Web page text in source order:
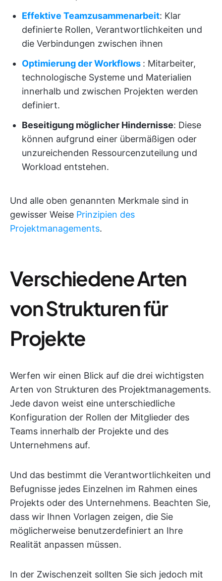
Effektive Teamzusammenarbeit: Klar
definierte Rollen, Verantwortlichkeiten und
die Verbindungen zwischen ihnen
Optimierung der Workflows : Mitarbeiter,
technologische Systeme und Materialien
innerhalb und zwischen Projekten werden
definiert.
Beseitigung möglicher Hindernisse: Diese
können aufgrund einer übermäßigen oder
unzureichenden Ressourcenzuteilung und
Workload entstehen.
Und alle oben genannten Merkmale sind in
gewisser Weise Prinzipien des
Projektmanagements.
Verschiedene Arten
von Strukturen für
Projekte
Werfen wir einen Blick auf die drei wichtigsten
Arten von Strukturen des Projektmanagements.
Jede davon weist eine unterschiedliche
Konfiguration der Rollen der Mitglieder des
Teams innerhalb der Projekte und des
Unternehmens auf.
Und das bestimmt die Verantwortlichkeiten und
Befugnisse jedes Einzelnen im Rahmen eines
Projekts oder des Unternehmens. Beachten Sie,
dass wir Ihnen Vorlagen zeigen, die Sie
möglicherweise benutzerdefiniert an Ihre
Realität anpassen müssen.
In der Zwischenzeit sollten Sie sich jedoch mit